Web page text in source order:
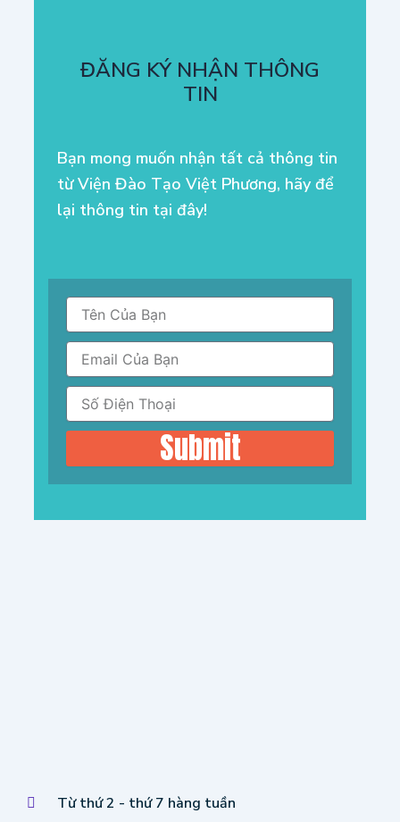
ĐĂNG KÝ NHẬN THÔNG
TIN
Bạn mong muốn nhận tất cả thông tin
từ Viện Đào Tạo Việt Phương, hãy để
lại thông tin tại đây!
Submit
Từ thứ 2 - thứ 7 hàng tuần